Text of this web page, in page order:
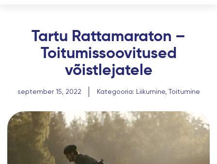
Tartu Rattamaraton –
Toitumissoovitused
võistlejatele
september 15, 2022 Kategooria: Liikumine, Toitumine